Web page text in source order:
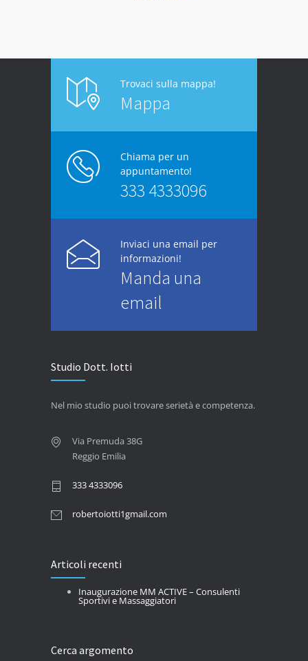
Trovaci sulla mappa!
Mappa
Chiama per un
appuntamento!
333 4333096
Inviaci una email per
informazioni!
Manda una
email
Studio Dott. Iotti
Nel mio studio puoi trovare serietà e competenza.
Via Premuda 38G
Reggio Emilia
333 4333096
robertoiotti1gmail.com
Articoli recenti
Inaugurazione MM ACTIVE – Consulenti
Sportivi e Massaggiatori
Cerca argomento